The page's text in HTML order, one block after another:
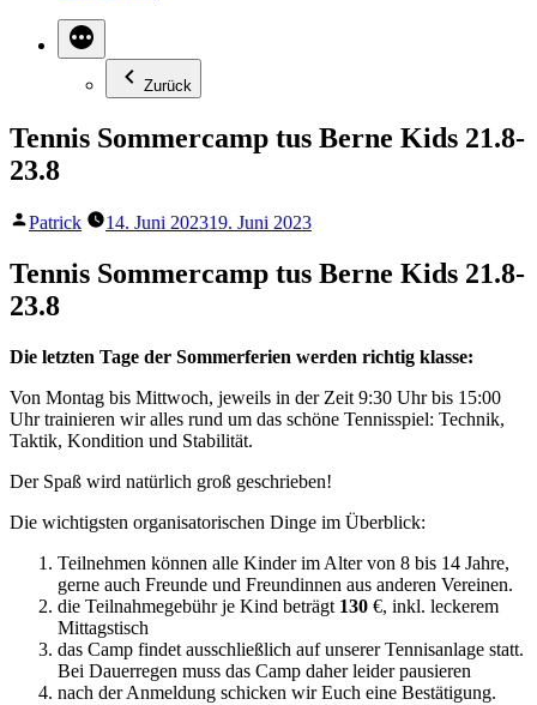
Zurück
Tennis Sommercamp tus Berne Kids 21.8-
23.8
Veröffentlicht
Patrick 14. Juni 202319. Juni 2023
Tennis Sommercamp tus Berne Kids 21.8-
23.8
Die letzten Tage der Sommerferien werden richtig klasse:
Von Montag bis Mittwoch, jeweils in der Zeit 9:30 Uhr bis 15:00
Uhr trainieren wir alles rund um das schöne Tennisspiel: Technik,
Taktik, Kondition und Stabilität.
Der Spaß wird natürlich groß geschrieben!
Die wichtigsten organisatorischen Dinge im Überblick:
Teilnehmen können alle Kinder im Alter von 8 bis 14 Jahre,
gerne auch Freunde und Freundinnen aus anderen Vereinen.
die Teilnahmegebühr je Kind beträgt 130 €, inkl. leckerem
Mittagstisch
das Camp findet ausschließlich auf unserer Tennisanlage statt.
Bei Dauerregen muss das Camp daher leider pausieren
nach der Anmeldung schicken wir Euch eine Bestätigung.